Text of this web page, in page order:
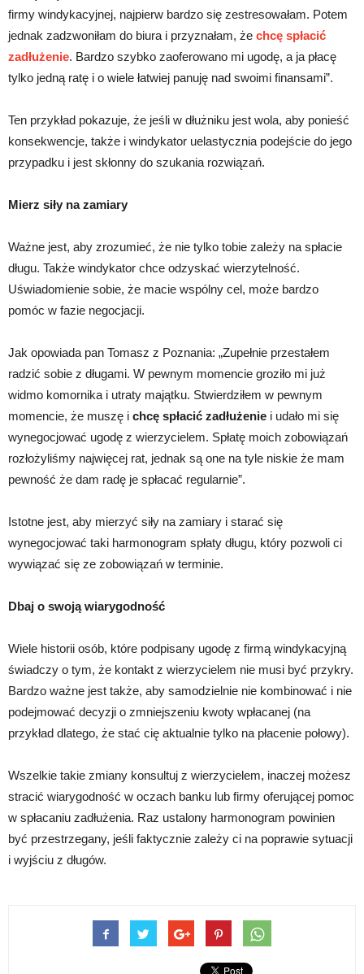
firmy windykacyjnej, najpierw bardzo się zestresowałam. Potem
jednak zadzwoniłam do biura i przyznałam, że chcę spłacić
zadłużenie. Bardzo szybko zaoferowano mi ugodę, a ja płacę
tylko jedną ratę i o wiele łatwiej panuję nad swoimi finansami”.
Ten przykład pokazuje, że jeśli w dłużniku jest wola, aby ponieść
konsekwencje, także i windykator uelastycznia podejście do jego
przypadku i jest skłonny do szukania rozwiązań.
Mierz siły na zamiary
Ważne jest, aby zrozumieć, że nie tylko tobie zależy na spłacie
długu. Także windykator chce odzyskać wierzytelność.
Uświadomienie sobie, że macie wspólny cel, może bardzo
pomóc w fazie negocjacji.
Jak opowiada pan Tomasz z Poznania: „Zupełnie przestałem
radzić sobie z długami. W pewnym momencie groziło mi już
widmo komornika i utraty majątku. Stwierdziłem w pewnym
momencie, że muszę i chcę spłacić zadłużenie i udało mi się
wynegocjować ugodę z wierzycielem. Spłatę moich zobowiązań
rozłożyliśmy najwięcej rat, jednak są one na tyle niskie że mam
pewność że dam radę je spłacać regularnie”.
Istotne jest, aby mierzyć siły na zamiary i starać się
wynegocjować taki harmonogram spłaty długu, który pozwoli ci
wywiązać się ze zobowiązań w terminie.
Dbaj o swoją wiarygodność
Wiele historii osób, które podpisany ugodę z firmą windykacyjną
świadczy o tym, że kontakt z wierzycielem nie musi być przykry.
Bardzo ważne jest także, aby samodzielnie nie kombinować i nie
podejmować decyzji o zmniejszeniu kwoty wpłacanej (na
przykład dlatego, że stać cię aktualnie tylko na płacenie połowy).
Wszelkie takie zmiany konsultuj z wierzycielem, inaczej możesz
stracić wiarygodność w oczach banku lub firmy oferującej pomoc
w spłacaniu zadłużenia. Raz ustalony harmonogram powinien
być przestrzegany, jeśli faktycznie zależy ci na poprawie sytuacji
i wyjściu z długów.